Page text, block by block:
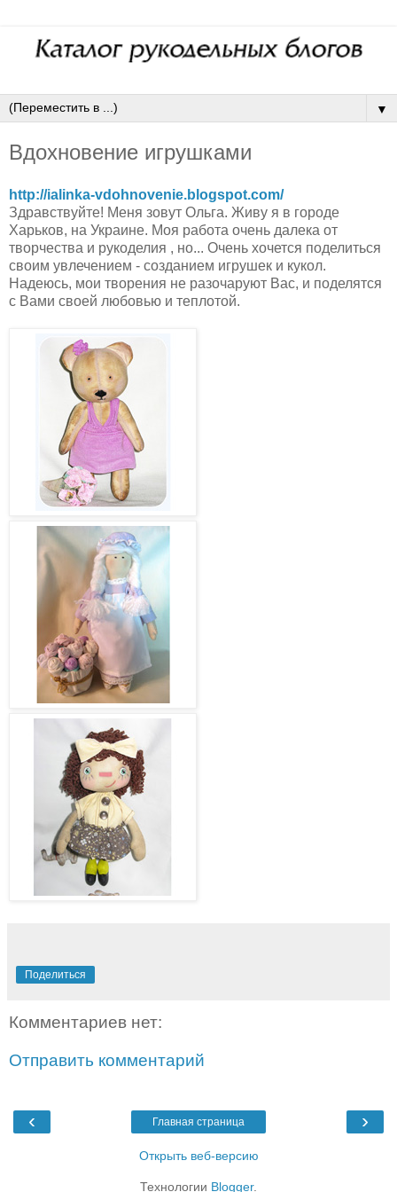
▼
Вдохновение игрушками
http://ialinka-vdohnovenie.blogspot.com/
Здравствуйте! Меня зовут Ольга. Живу я в городе
Харьков, на Украине. Моя работа очень далека от
творчества и рукоделия , но... Очень хочется поделиться
своим увлечением - созданием игрушек и кукол.
Надеюсь, мои творения не разочаруют Вас, и поделятся
с Вами своей любовью и теплотой.
Поделиться
Комментариев нет:
Отправить комментарий
‹ ›
Главная страница
Открыть веб-версию
Технологии Blogger.